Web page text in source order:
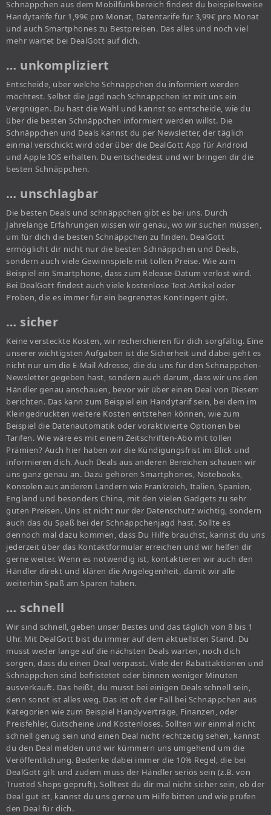
Schnäppchen aus dem Mobilfunkbereich findest du beispielsweise
Handytarife für 1,99€ pro Monat, Datentarife für 3,99€ pro Monat
und auch Smartphones zu Bestpreisen. Das alles und noch viel
mehr wartet bei DealGott auf dich.
… unkompliziert
Entscheide, über welche Schnäppchen du informiert werden
möchtest. Selbst die Jagd nach Schnäppchen ist mit uns ein
Vergnügen. Du hast die Wahl und kannst so entscheide, wie du
über die besten Schnäppchen informiert werden willst. Die
Schnäppchen und Deals kannst du per Newsletter, der täglich
einmal verschickt wird oder über die DealGott App für Android
und Apple IOS erhalten. Du entscheidest und wir bringen dir die
besten Schnäppchen.
… unschlagbar
Die besten Deals und schnäppchen gibt es bei uns. Durch
Jahrelange Erfahrungen wissen wir genau, wo wir suchen müssen,
um für dich die besten Schnäppchen zu finden. DealGott
ermöglicht dir nicht nur die besten Schnäppchen und Deals,
sondern auch viele Gewinnspiele mit tollen Preise. Wie zum
Beispiel ein Smartphone, dass zum Release-Datum verlost wird.
Bei DealGott findest auch viele kostenlose Test-Artikel oder
Proben, die es immer für ein begrenztes Kontingent gibt.
… sicher
Keine versteckte Kosten, wir recherchieren für dich sorgfältig. Eine
unserer wichtigsten Aufgaben ist die Sicherheit und dabei geht es
nicht nur um die E-Mail Adresse, die du uns für den Schnäppchen-
Newsletter gegeben hast, sondern auch darum, dass wir uns den
Händler genau anschauen, bevor wir über einen Deal von Diesem
berichten. Das kann zum Beispiel ein Handytarif sein, bei dem im
Kleingedruckten weitere Kosten entstehen können, wie zum
Beispiel die Datenautomatik oder voraktivierte Optionen bei
Tarifen. Wie wäre es mit einem Zeitschriften-Abo mit tollen
Prämien? Auch hier haben wir die Kündigungsfrist im Blick und
informieren dich. Auch Deals aus anderen Bereichen schauen wir
uns ganz genau an. Dazu gehören Smartphones, Notebooks,
Konsolen aus anderen Ländern wie Frankreich, Italien, Spanien,
England und besonders China, mit den vielen Gadgets zu sehr
guten Preisen. Uns ist nicht nur der Datenschutz wichtig, sondern
auch das du Spaß bei der Schnäppchenjagd hast. Sollte es
dennoch mal dazu kommen, dass Du Hilfe brauchst, kannst du uns
jederzeit über das Kontaktformular erreichen und wir helfen dir
gerne weiter. Wenn es notwendig ist, kontaktieren wir auch den
Händler direkt und klären die Angelegenheit, damit wir alle
weiterhin Spaß am Sparen haben.
… schnell
Wir sind schnell, geben unser Bestes und das täglich von 8 bis 1
Uhr. Mit DealGott bist du immer auf dem aktuellsten Stand. Du
musst weder lange auf die nächsten Deals warten, noch dich
sorgen, dass du einen Deal verpasst. Viele der Rabattaktionen und
Schnäppchen sind befristetet oder binnen weniger Minuten
ausverkauft. Das heißt, du musst bei einigen Deals schnell sein,
denn sonst ist alles weg. Das ist oft der Fall bei Schnäppchen aus
Kategorien wie zum Beispiel Handyverträge, Finanzen, oder
Preisfehler, Gutscheine und Kostenloses. Sollten wir einmal nicht
schnell genug sein und einen Deal nicht rechtzeitig sehen, kannst
du den Deal melden und wir kümmern uns umgehend um die
Veröffentlichung. Bedenke dabei immer die 10% Regel, die bei
DealGott gilt und zudem muss der Händler seriös sein (z.B. von
Trusted Shops geprüft). Solltest du dir mal nicht sicher sein, ob der
Deal gut ist, kannst du uns gerne um Hilfe bitten und wie prüfen
den Deal für dich.